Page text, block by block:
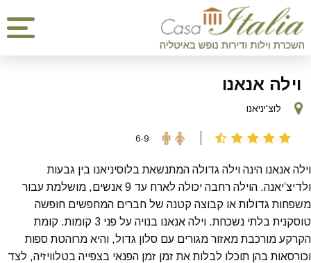
וילה אנאנו
6-9
לוצ'יניאנו
וילה אנאנו הינה וילה גדולה המתנשאת בלוסיניאנו בין גבעות
ולדיצ’יאנה. הוילה רחבה יכולה לארח עד 9 אנשים, מושלמת עבור
משפחות גדולות או קבוצה קטנה של חברים המחפשים חופשה
טוסקנית בלתי נשכחת. וילה אנאנו בנויה על פני 3 קומות. קומת
הקרקע מורכבת מאזור מגורים עם סלון גדול, והיא מרוהטת ספות
וכורסאות בהן תוכלו לבלות את זמן זמן הפנאי בצפייה בטלוויזיה, לצד